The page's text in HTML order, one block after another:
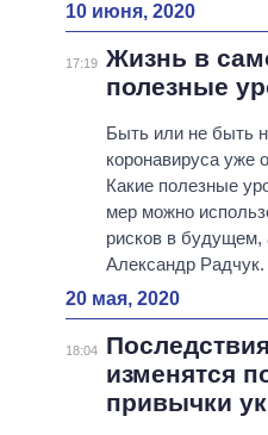
10 июня, 2020
17:19 Жизнь в
полезные
Быть или не быть
коронавируса уже
Какие полезные
мер можно
рисков в будущем,
Александр Радчук.
20 мая, 2020
18:04
изменятся
привычки